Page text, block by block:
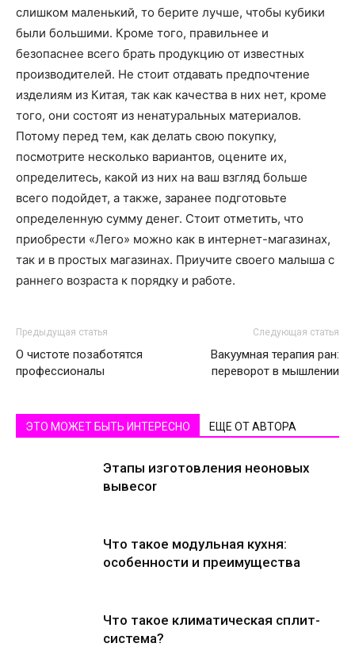
слишком маленький, то берите лучше, чтобы кубики
были большими. Кроме того, правильнее и
безопаснее всего брать продукцию от известных
производителей. Не стоит отдавать предпочтение
изделиям из Китая, так как качества в них нет, кроме
того, они состоят из ненатуральных материалов.
Потому перед тем, как делать свою покупку,
посмотрите несколько вариантов, оцените их,
определитесь, какой из них на ваш взгляд больше
всего подойдет, а также, заранее подготовьте
определенную сумму денег. Стоит отметить, что
приобрести «Лего» можно как в интернет-магазинах,
так и в простых магазинах. Приучите своего малыша с
раннего возраста к порядку и работе.
Предыдущая статья
О чистоте позаботятся
профессионалы
Следующая статья
Вакуумная терапия ран:
переворот в мышлении
ЭТО МОЖЕТ БЫТЬ ИНТЕРЕСНО ЕЩЕ ОТ АВТОРА
Этапы изготовления неоновых
вывесоr
Что такое модульная кухня:
особенности и преимущества
Что такое климатическая сплит-
система?